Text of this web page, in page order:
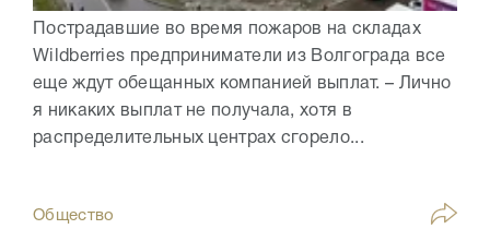
Пострадавшие во время пожаров на складах
Wildberries предприниматели из Волгограда все
еще ждут обещанных компанией выплат. – Лично
я никаких выплат не получала, хотя в
распределительных центрах сгорело...
Общество